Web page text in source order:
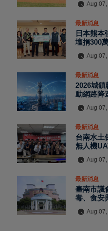
Aug
最新消息
日本熊
壇捐300
Aug
最新消息
2026城
動網路降
Aug
最新消息
台南水土
無人機
Aug
最新消息
臺南市議
毒、食安
Aug